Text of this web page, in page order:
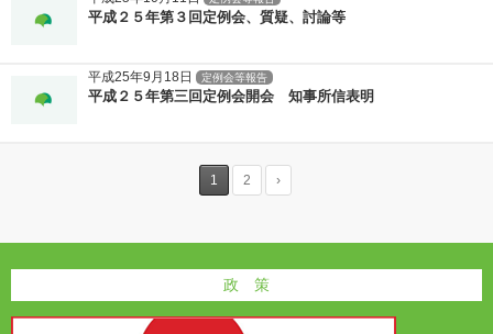
平成２５年第３回定例会、質疑、討論等
平成25年9月18日 定例会等報告
平成２５年第三回定例会開会 知事所信表明
1 2 ›
政 策